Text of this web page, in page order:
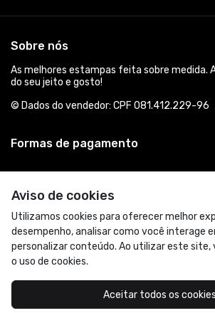
Aviso de cookies
Utilizamos cookies para oferecer melhor
desempenho, analisar como você interage
personalizar conteúdo. Ao utilizar este site,
o uso de cookies.
Aceitar todos os cookies
Sobre nós
As melhores estampas feita sobre medida.
do seu jeito e gosto!
© Dados do vendedor: CPF 081.412.229-96
Formas de pagamento
Acompanhe-nos: